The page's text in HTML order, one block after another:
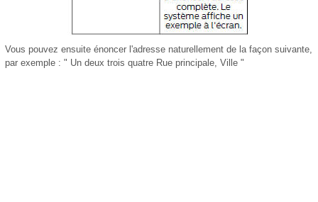
Vous pouvez ensuite énoncer l'adresse naturellement de la façon suivante,
par exemple : " Un deux trois quatre Rue principale, Ville "